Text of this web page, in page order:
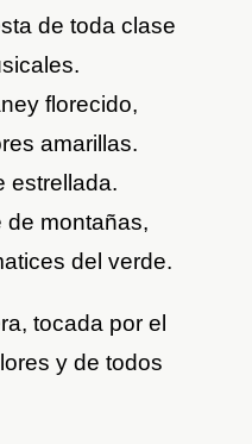
de toda clase
florecido,
amarillas.
estrellada.
de montañas,
del verde.
tocada por el
y de todos